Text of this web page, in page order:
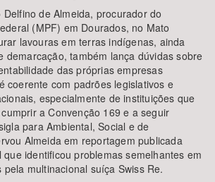
de Almeida, procurador do
(MPF) em Dourados, no Mato
lavouras em terras indígenas, ainda
demarcação, também lança dúvidas sobre
das próprias empresas
coerente com padrões legislativos e
especialmente de instituições que
a Convenção 169 e a seguir
para Ambiental, Social e de
Almeida em reportagem publicada
identificou problemas semelhantes em
multinacional suíça Swiss Re.